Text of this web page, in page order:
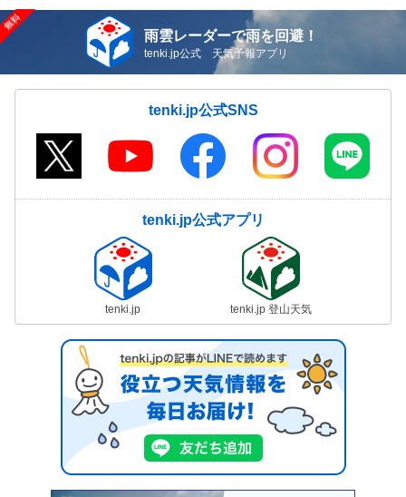
雨雲レーダーで雨を回避！
tenki.jp公式 天気予報アプリ
tenki.jp公式SNS
tenki.jp公式アプリ
tenki.jp tenki.jp 登山天気